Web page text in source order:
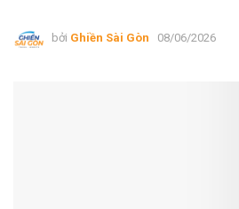
bởi Ghiền Sài Gòn 08/06/2026